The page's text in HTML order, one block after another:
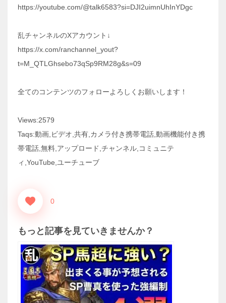
https://youtube.com/@talk6583?si=DJI2uimnUhInYDgc
乱チャンネルのXアカウント↓
https://x.com/ranchannel_yout?
t=M_QTLGhsebo73qSp9RM28g&s=09
全てのコンテンツのフォローよろしくお願いします！
Views:2579
Taqs:動画,ビデオ,共有,カメラ付き携帯電話,動画機能付き携
帯電話,無料,アップロード,チャンネル,コミュニテ
ィ,YouTube,ユーチューブ
0
もっと記事を見ていきませんか？